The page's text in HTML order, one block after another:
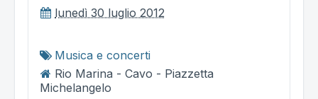
lunedì 30 luglio 2012
Musica e concerti
Rio Marina - Cavo - Piazzetta
Michelangelo